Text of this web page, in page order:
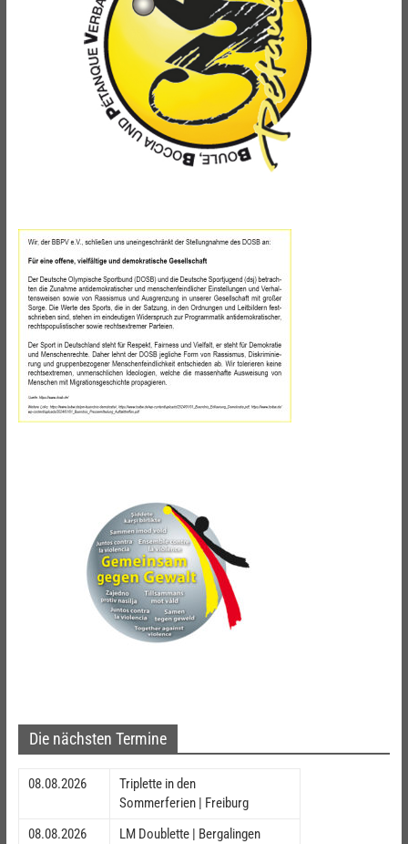
Die nächsten Termine
08.08.2026
Triplette in den
Sommerferien | Freiburg
08.08.2026
LM Doublette | Bergalingen